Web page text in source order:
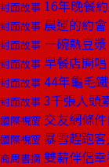
封面故事 16年晚餐
封面故事 晨運的約
封面故事 一碗熱豆
封面故事 早餐店開
封面故事 44年龜毛
封面故事 3千張人頭
國際視窗 交友網條
國際視窗 暴雪趕跑
商周書摘 雙薪伴侶